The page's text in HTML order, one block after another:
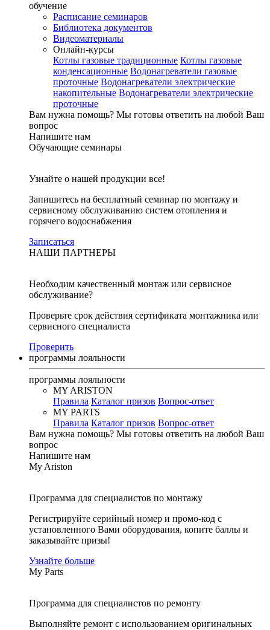
обучение
Расписание семинаров
Библиотека документов
Видеоматериалы
Онлайн-курсы
Котлы газовые традиционные Котлы газовые
конденсационные Водонагреватели газовые
проточные Водонагреватели электрические
накопительные Водонагреватели электрические
проточные
Вам нужна помощь? Мы готовы ответить на любой Ваш
вопрос
Напишите нам
Обучающие семинары
Узнайте о нашей продукции все!
Запишитесь на бесплатный семинар по монтажу и
сервисному обслуживанию систем отопления и
горячего водоснабжения
Записаться
НАШИ ПАРТНЕРЫ
Необходим качественный монтаж или сервисное
обслуживание?
Проверьте срок действия сертификата монтажника или
сервисного специалиста
Проверить
программы лояльности
программы лояльности
MY ARISTON
Правила Каталог призов Вопрос-ответ
MY PARTS
Правила Каталог призов Вопрос-ответ
Вам нужна помощь? Мы готовы ответить на любой Ваш
вопрос
Напишите нам
My Ariston
Программа для специалистов по монтажу
Регистрируйте серийный номер и промо-код с
установленного Вами оборудования, копите баллы и
заказывайте призы!
Узнайте больше
My Parts
Программа для специалистов по ремонту
Выполняйте ремонт с использованием оригинальных